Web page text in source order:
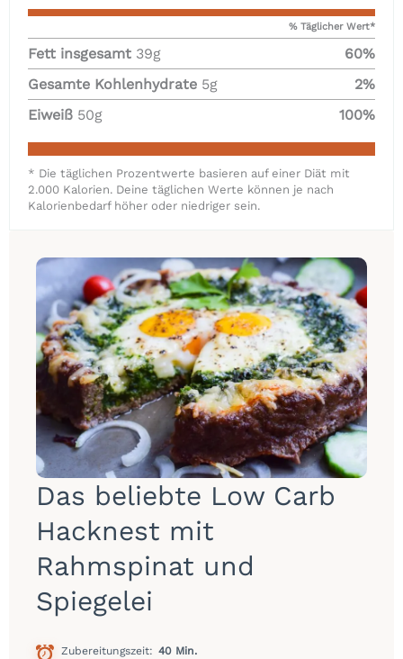
Das beliebte Low Carb
Hacknest mit
Rahmspinat und
Spiegelei
Zubereitungszeit 40 Min.
% Täglicher Wert*
Fett insgesamt 39g 60%
Gesamte Kohlenhydrate 5g 2%
Eiweiß 50g 100%
* Die täglichen Prozentwerte basieren auf einer Diät mit
2.000 Kalorien. Deine täglichen Werte können je nach
Kalorienbedarf höher oder niedriger sein.